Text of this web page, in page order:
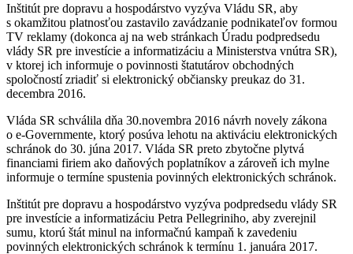
Inštitút pre dopravu a hospodárstvo vyzýva Vládu SR, aby
s okamžitou platnosťou zastavilo zavádzanie podnikateľov formou
TV reklamy (dokonca aj na web stránkach Úradu podpredsedu
vlády SR pre investície a informatizáciu a Ministerstva vnútra SR),
v ktorej ich informuje o povinnosti štatutárov obchodných
spoločností zriadiť si elektronický občiansky preukaz do 31.
decembra 2016.
Vláda SR schválila dňa 30.novembra 2016 návrh novely zákona
o e-Governmente, ktorý posúva lehotu na aktiváciu elektronických
schránok do 30. júna 2017. Vláda SR preto zbytočne plytvá
financiami firiem ako daňových poplatníkov a zároveň ich mylne
informuje o termíne spustenia povinných elektronických schránok.
Inštitút pre dopravu a hospodárstvo vyzýva podpredsedu vlády SR
pre investície a informatizáciu Petra Pellegriniho, aby zverejnil
sumu, ktorú štát minul na informačnú kampaň k zavedeniu
povinných elektronických schránok k termínu 1. januára 2017.